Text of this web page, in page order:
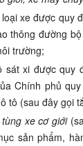
xe được quy
thông đường
trường;
sát xi được quy
Chính phủ
tô (sau đây gọi
xe cơ giới
sản phẩm,